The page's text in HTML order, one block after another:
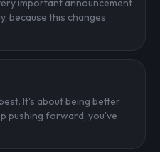
important announcement
because this changes
It's about being better
pushing forward, you've